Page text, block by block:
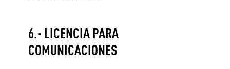
6.- LICENCIA PARA
COMUNICACIONES